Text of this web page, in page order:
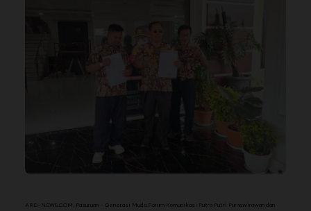
ARD-NEWS.COM, Pasuruan – Generasi Muda Forum Komunikasi Putra Putri Purnawirawan dan